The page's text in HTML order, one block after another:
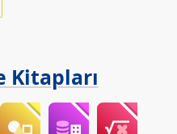
Kitapları